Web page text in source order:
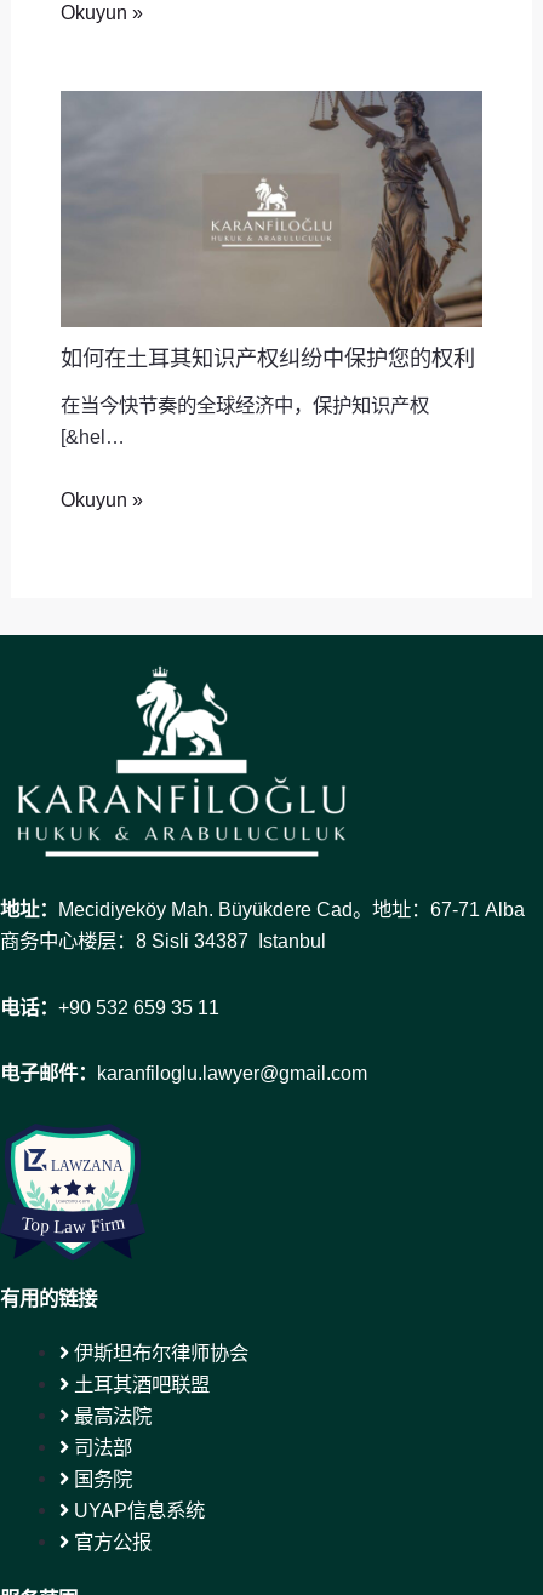
Okuyun »
如何在土耳其知识产权纠纷中保护您的权利
在当今快节奏的全球经济中，保护知识产权
[&hel…
Okuyun »
地址： Mecidiyeköy Mah. Büyükdere Cad。地址：67-71 Alba
商务中心楼层：8 Sisli 34387 Istanbul
电话： +90 532 659 35 11
电子邮件： karanfiloglu.lawyer@gmail.com
有用的链接
伊斯坦布尔律师协会
土耳其酒吧联盟
最高法院
司法部
国务院
UYAP信息系统
官方公报